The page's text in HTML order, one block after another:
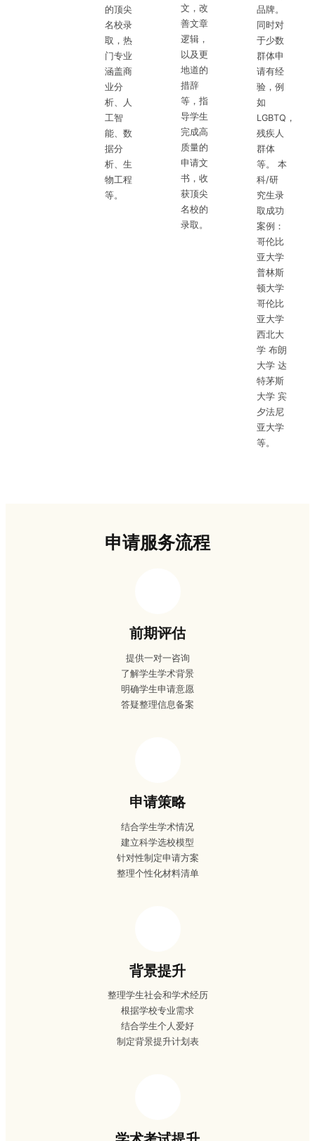
的顶尖
名校录
取，热
门专业
涵盖商
业分
析、人
工智
能、数
据分
析、生
物工程
等。
文，改
善文章
逻辑，
以及更
地道的
措辞
等，指
导学生
完成高
质量的
申请文
书，收
获顶尖
名校的
录取。
品牌。
同时对
于少数
群体申
请有经
验，例
如
LGBTQ，
残疾人
群体
等。 本
科/研
究生录
取成功
案例：
哥伦比
亚大学
普林斯
顿大学
哥伦比
亚大学
西北大
学 布朗
大学 达
特茅斯
大学 宾
夕法尼
亚大学
等。
申请服务流程
前期评估
提供一对一咨询
了解学生学术背景
明确学生申请意愿
答疑整理信息备案
申请策略
结合学生学术情况
建立科学选校模型
针对性制定申请方案
整理个性化材料清单
背景提升
整理学生社会和学术经历
根据学校专业需求
结合学生个人爱好
制定背景提升计划表